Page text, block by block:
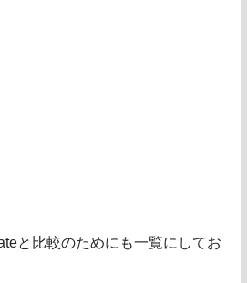
と比較のためにも一覧にしてお